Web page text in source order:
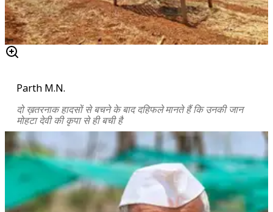
Parth M.N.
दो ख़तरनाक हादसों से बचने के बाद दहिफले मानते हैं कि उनकी जान
मोहटा देवी की कृपा से ही बची है